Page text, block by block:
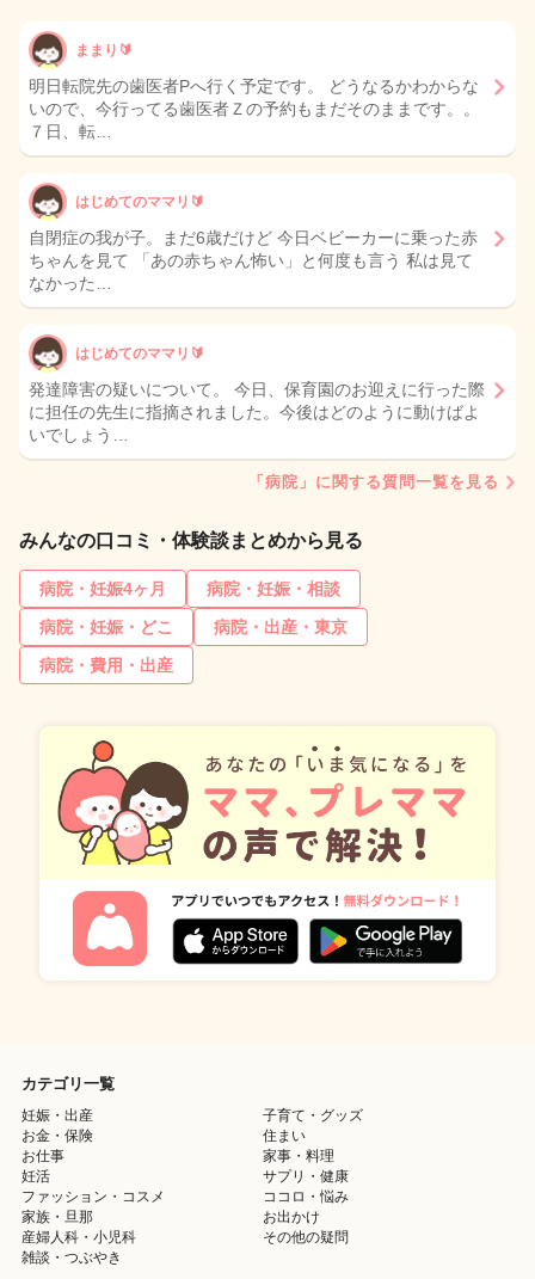
ままり🔰
明日転院先の歯医者Pへ行く予定です。 どうなるかわからな
いので、今行ってる歯医者Ｚの予約もまだそのままです。。
７日、転…
はじめてのママリ🔰
自閉症の我が子。まだ6歳だけど 今日ベビーカーに乗った赤
ちゃんを見て 「あの赤ちゃん怖い」と何度も言う 私は見て
なかった…
はじめてのママリ🔰
発達障害の疑いについて。 今日、保育園のお迎えに行った際
に担任の先生に指摘されました。今後はどのように動けばよ
いでしょう…
「病院」に関する質問一覧を見る
みんなの口コミ・体験談まとめから見る
病院・妊娠4ヶ月
病院・妊娠・相談
病院・妊娠・どこ
病院・出産・東京
病院・費用・出産
カテゴリ一覧
妊娠・出産
子育て・グッズ
お金・保険
住まい
お仕事
家事・料理
妊活
サプリ・健康
ファッション・コスメ
ココロ・悩み
家族・旦那
お出かけ
産婦人科・小児科
その他の疑問
雑談・つぶやき